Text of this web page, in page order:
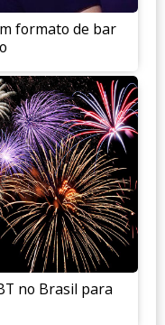
formato de bar
no Brasil para